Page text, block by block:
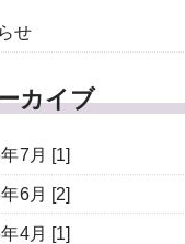
せ
カイブ
7月 [1]
6月 [2]
4月 [1]